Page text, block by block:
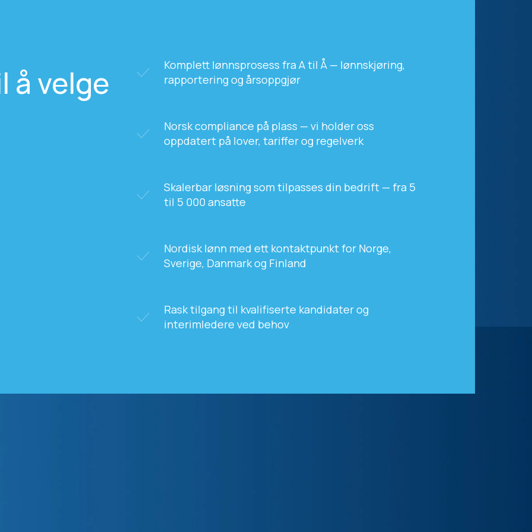
å velge
Komplett lønnsprosess fra A til Å — lønnskjøring,
rapportering og årsoppgjør
Norsk compliance på plass — vi holder oss
oppdatert på lover, tariffer og regelverk
Skalerbar løsning som tilpasses din bedrift — fra 5
til 5 000 ansatte
Nordisk lønn med ett kontaktpunkt for Norge,
Sverige, Danmark og Finland
Rask tilgang til kvalifiserte kandidater og
interimledere ved behov